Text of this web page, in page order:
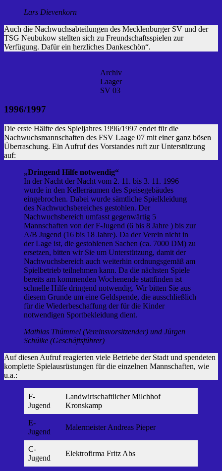
Lars Dievenkorn
Auch die Nachwuchsabteilungen des Mecklenburger SV und der
TSG Neubukow stellten sich zu Freundschaftsspielen zur
Verfügung. Dafür ein herzliches Dankeschön“.
Archiv
Laager
SV 03
1996/1997
Die erste Hälfte des Spieljahres 1996/1997 endet für die
Nachwuchsmannschaften des FSV Laage 07 mit einer ganz bösen
Überraschung. Ein Aufruf des Vorstandes ruft zur Unterstützung
auf:
„Dringend Hilfe notwendig“
In der Nacht der Nacht vom 2. 11. bis 3. 11. 1996
wurde in den Kellerräumen des Speisegebäudes
eingebrochen. Dabei wurde sämtliche Spielkleidung
des Nachwuchsbereiches gestohlen. Der
Nachwuchsbereich umfasst gegenwärtig 5
Mannschaften von der F-Jugend (6 bis 8 Jahre ) bis zur
A/B Jugend (16 bis 18 Jahre). Da der Verein nicht in
der Lage ist, die gestohlenen Sachen (ca. 7000 DM) zu
ersetzen, bitten wir Sie um Unterstützung, damit der
Nachwuchsbereich auch weiterhin ordnungsgemäß am
Spielbetrieb teilnehmen kann. Da die nächsten Spiele
bereits am kommenden Wochenende stattfinden ist
schnelle Hilfe dringend notwendig. Wir bitten Sie aus
diesem Grunde um eine Geldspende, die ausschließlich
für die Wiederbeschaffung der für die Kinder
notwendigen Sportbekleidung dient.
Mathias Thümmel (Vereinsvorsitzender) und Jürgen
Schülke (Geschäftsführer)
Auf diesen Aufruf reagierten viele Betriebe der Stadt und spendeten
komplette Spielausrüstungen für die einzelnen Mannschaften, wie
u.a.:
F-
Jugend
Landwirtschaftlicher Milchhof
Kronskamp
E-
Jugend
Malermeister Andreas Pieper
C-
Jugend
Elektrofirma Fritz Abs